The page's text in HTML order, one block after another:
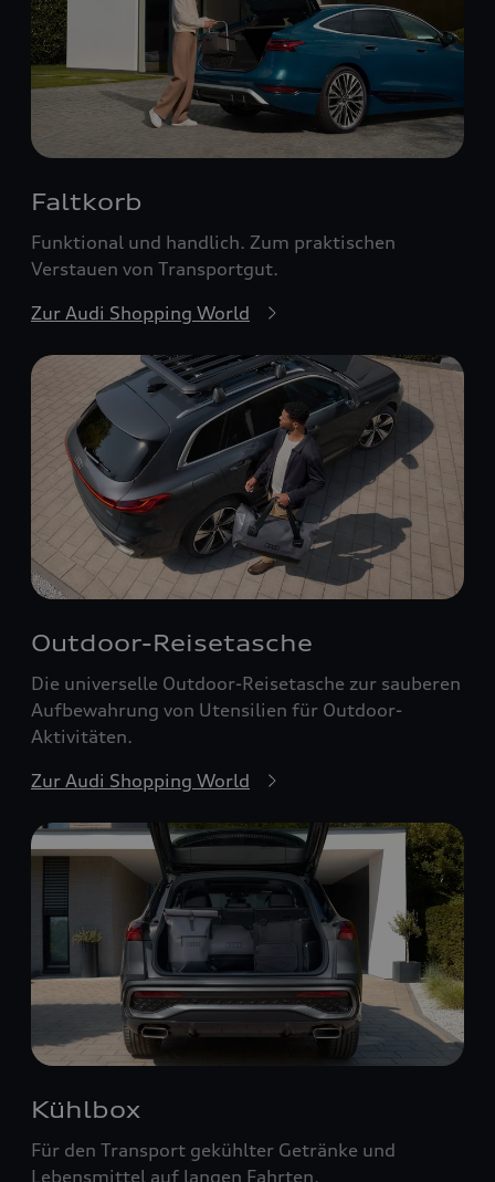
Faltkorb
Funktional und handlich. Zum praktischen
Verstauen von Transportgut.
Zur Audi Shopping World
Outdoor-Reisetasche
Die universelle Outdoor-Reisetasche zur sauberen
Aufbewahrung von Utensilien für Outdoor-
Aktivitäten.
Zur Audi Shopping World
Kühlbox
Für den Transport gekühlter Getränke und
Lebensmittel auf langen Fahrten.